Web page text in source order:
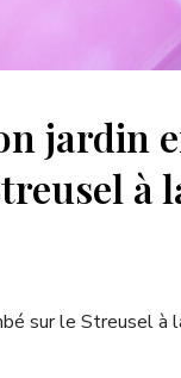
jardin
à
sur le Streusel à